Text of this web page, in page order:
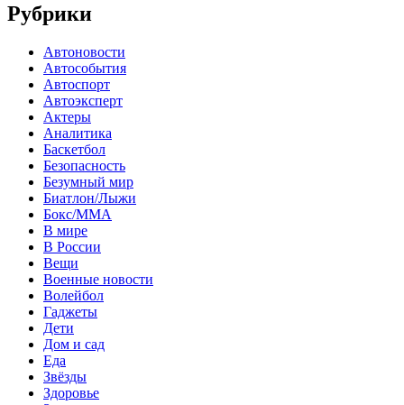
Рубрики
Автоновости
Автособытия
Автоспорт
Автоэксперт
Актеры
Аналитика
Баскетбол
Безопасность
Безумный мир
Биатлон/Лыжи
Бокс/MMA
В мире
В России
Вещи
Военные новости
Волейбол
Гаджеты
Дети
Дом и сад
Еда
Звёзды
Здоровье